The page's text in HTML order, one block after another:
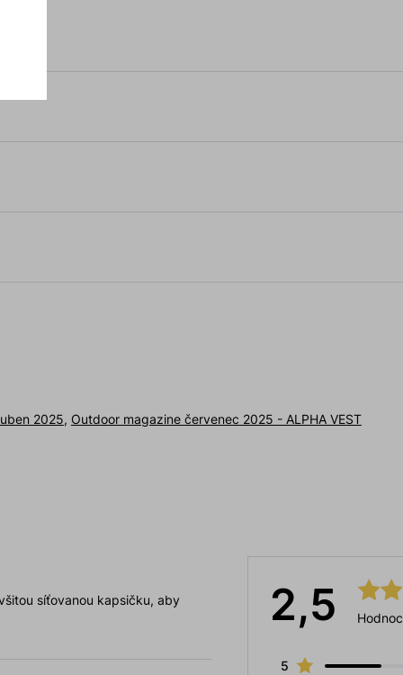
2025, Outdoor magazine červenec 2025 - ALPHA VEST
2,5
5
síťovanou kapsičku, aby